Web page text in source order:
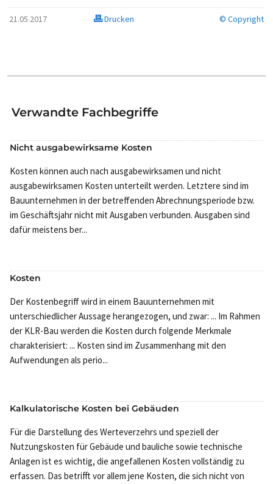
21.05.2017 Drucken © Copyright
Verwandte Fachbegriffe
Nicht ausgabewirksame Kosten
Kosten können auch nach ausgabewirksamen und nicht
ausgabewirksamen Kosten unterteilt werden. Letztere sind im
Bauunternehmen in der betreffenden Abrechnungsperiode bzw.
im Geschäftsjahr nicht mit Ausgaben verbunden. Ausgaben sind
dafür meistens ber...
Kosten
Der Kostenbegriff wird in einem Bauunternehmen mit
unterschiedlicher Aussage herangezogen, und zwar: ... Im Rahmen
der KLR-Bau werden die Kosten durch folgende Merkmale
charakterisiert: ... Kosten sind im Zusammenhang mit den
Aufwendungen als perio...
Kalkulatorische Kosten bei Gebäuden
Für die Darstellung des Werteverzehrs und speziell der
Nutzungskosten für Gebäude und bauliche sowie technische
Anlagen ist es wichtig, die angefallenen Kosten vollständig zu
erfassen. Das betrifft vor allem jene Kosten, die sich nicht von